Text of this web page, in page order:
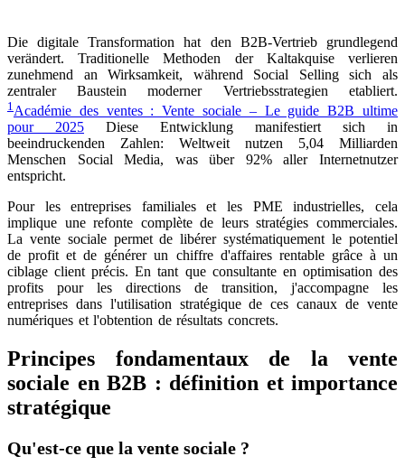
Die digitale Transformation hat den B2B-Vertrieb grundlegend
verändert. Traditionelle Methoden der Kaltakquise verlieren
zunehmend an Wirksamkeit, während Social Selling sich als
zentraler Baustein moderner Vertriebsstrategien etabliert.
1 Académie des ventes : Vente sociale – Le guide B2B ultime
pour 2025 Diese Entwicklung manifestiert sich in
beeindruckenden Zahlen: Weltweit nutzen 5,04 Milliarden
Menschen Social Media, was über 92% aller Internetnutzer
entspricht.
Pour les entreprises familiales et les PME industrielles, cela
implique une refonte complète de leurs stratégies commerciales.
La vente sociale permet de libérer systématiquement le potentiel
de profit et de générer un chiffre d'affaires rentable grâce à un
ciblage client précis. En tant que consultante en optimisation des
profits pour les directions de transition, j'accompagne les
entreprises dans l'utilisation stratégique de ces canaux de vente
numériques et l'obtention de résultats concrets.
Principes fondamentaux de la vente
sociale en B2B : définition et importance
stratégique
Qu'est-ce que la vente sociale ?